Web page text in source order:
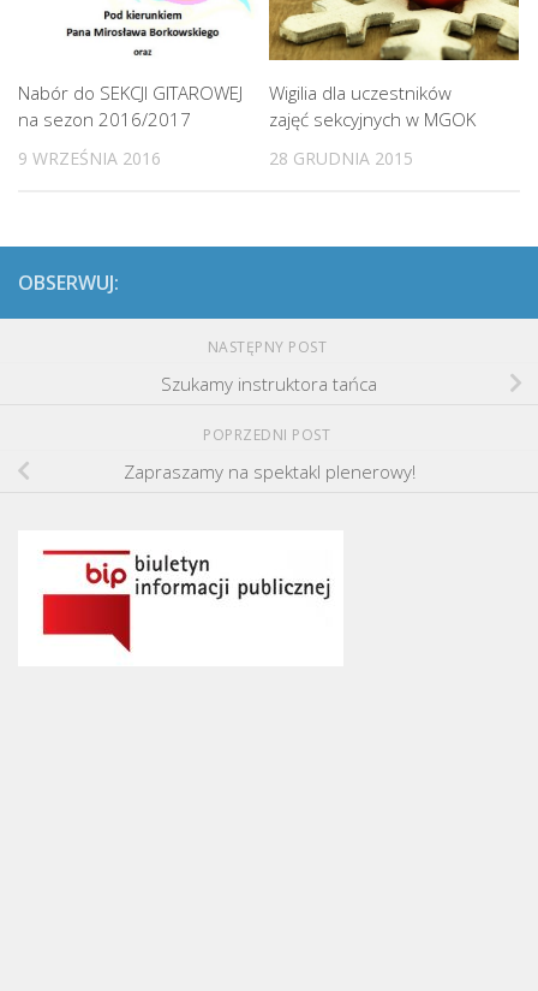
Nabór do SEKCJI GITAROWEJ
na sezon 2016/2017
9 WRZEŚNIA 2016
Wigilia dla uczestników
zajęć sekcyjnych w MGOK
28 GRUDNIA 2015
OBSERWUJ:
NASTĘPNY POST
Szukamy instruktora tańca
POPRZEDNI POST
Zapraszamy na spektakl plenerowy!